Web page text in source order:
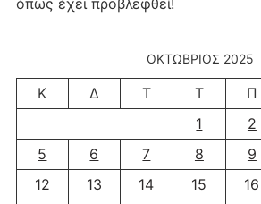
ΟΚΤΏΒΡΙΟΣ 2025
Κ Δ Τ Τ Π
1
2
5
6 7 8 9
12
13 14 15 16